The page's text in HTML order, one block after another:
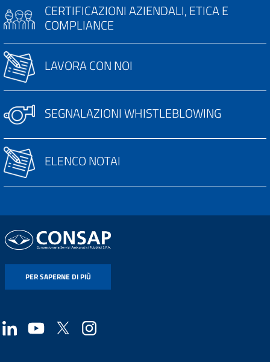
CERTIFICAZIONI AZIENDALI, ETICA E
COMPLIANCE
LAVORA CON NOI
SEGNALAZIONI WHISTLEBLOWING
ELENCO NOTAI
PER SAPERNE DI PIÙ